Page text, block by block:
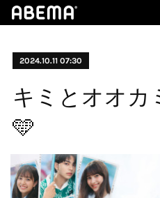
2024.10.11 07:30
キミとオオカ
🩵